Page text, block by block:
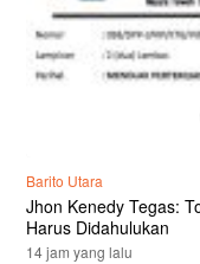
Barito Utara
Jhon Kenedy Tegas:
Harus Didahulukan
14 jam yang lalu